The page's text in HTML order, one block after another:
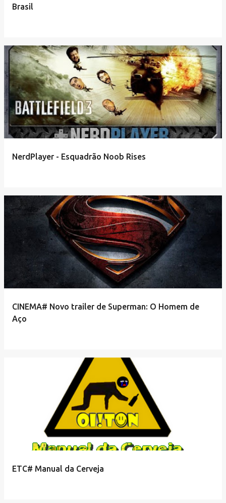
Brasil
NerdPlayer - Esquadrão Noob Rises
CINEMA# Novo trailer de Superman: O Homem de
Aço
ETC# Manual da Cerveja